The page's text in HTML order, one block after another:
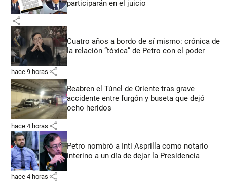
participarán en el juicio
share
Cuatro años a bordo de sí mismo: crónica de
la relación “tóxica” de Petro con el poder
hace 9 horas share
Reabren el Túnel de Oriente tras grave
accidente entre furgón y buseta que dejó
ocho heridos
hace 4 horas share
Petro nombró a Inti Asprilla como notario
interino a un día de dejar la Presidencia
hace 4 horas share